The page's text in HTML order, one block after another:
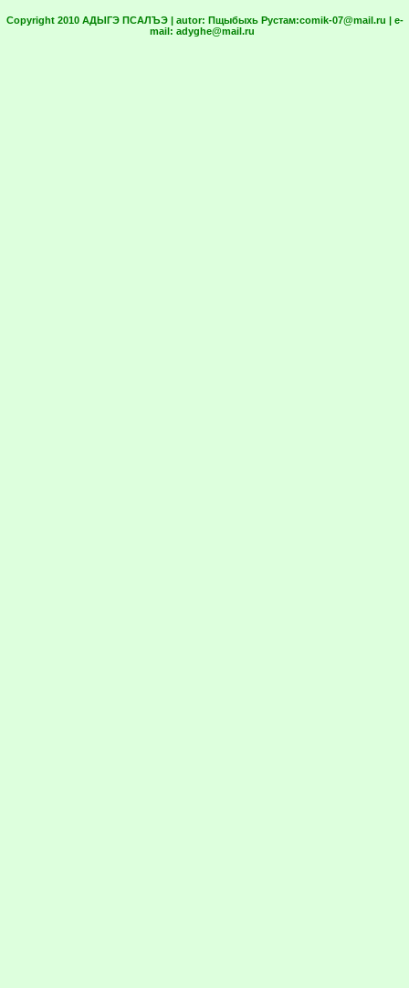
Copyright 2010 АДЫГЭ ПСАЛЪЭ | autor: Пщыбыхь Рустам:comik-07@mail.ru | e-
mail: adyghe@mail.ru